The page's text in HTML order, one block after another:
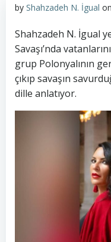
by Shahzadeh N. İgual on
Shahzadeh N. İgual
Savaşı’nda
grup Polonyalının
çıkıp savaşın
dille anlatıyor.